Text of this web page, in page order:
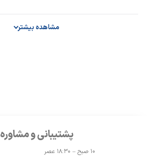
intel
512 گیگابایت
ظرفیت حافظه رم 4 گیگابایت
مشاهده بیشتر
پشتیبانی و مشاوره
۱۰ صبح – ۱۸:۳۰ عصر